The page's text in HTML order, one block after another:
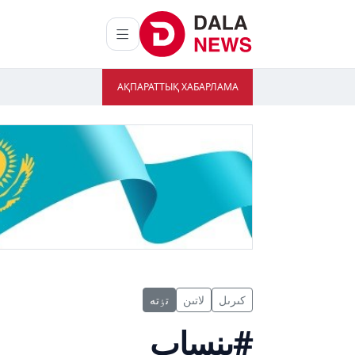
АҚПАРАТТЫҚ ХАБАРЛАМА
كىرىل لاتىن تٶتە
#ىنساپ